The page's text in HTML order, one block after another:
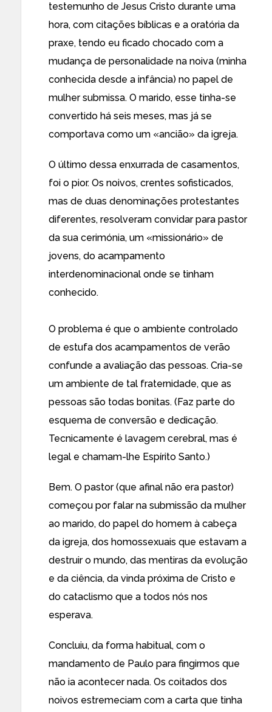
testemunho de Jesus Cristo durante uma
hora, com citações bíblicas e a oratória da
praxe, tendo eu ficado chocado com a
mudança de personalidade na noiva (minha
conhecida desde a infância) no papel de
mulher submissa. O marido, esse tinha-se
convertido há seis meses, mas já se
comportava como um «ancião» da igreja.
O último dessa enxurrada de casamentos,
foi o pior. Os noivos, crentes sofisticados,
mas de duas denominações protestantes
diferentes, resolveram convidar para pastor
da sua cerimónia, um «missionário» de
jovens, do acampamento
interdenominacional onde se tinham
conhecido.
O problema é que o ambiente controlado
de estufa dos acampamentos de verão
confunde a avaliação das pessoas. Cria-se
um ambiente de tal fraternidade, que as
pessoas são todas bonitas. (Faz parte do
esquema de conversão e dedicação.
Tecnicamente é lavagem cerebral, mas é
legal e chamam-lhe Espírito Santo.)
Bem. O pastor (que afinal não era pastor)
começou por falar na submissão da mulher
ao marido, do papel do homem à cabeça
da igreja, dos homossexuais que estavam a
destruir o mundo, das mentiras da evolução
e da ciência, da vinda próxima de Cristo e
do cataclismo que a todos nós nos
esperava.
Concluiu, da forma habitual, com o
mandamento de Paulo para fingirmos que
não ia acontecer nada. Os coitados dos
noivos estremeciam com a carta que tinha